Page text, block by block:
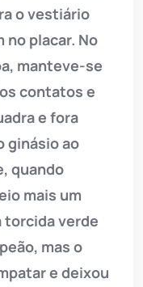
o vestiário
no placar. No
manteve-se
contatos e
e fora
ginásio ao
quando
mais um
torcida verde
mas o
e deixou